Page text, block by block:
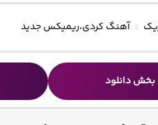
آهنگ کردی،ریمیکس جدید
بخش دانلود